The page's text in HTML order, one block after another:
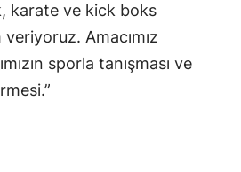
karate ve kick boks
Amacımız
sporla tanışması ve